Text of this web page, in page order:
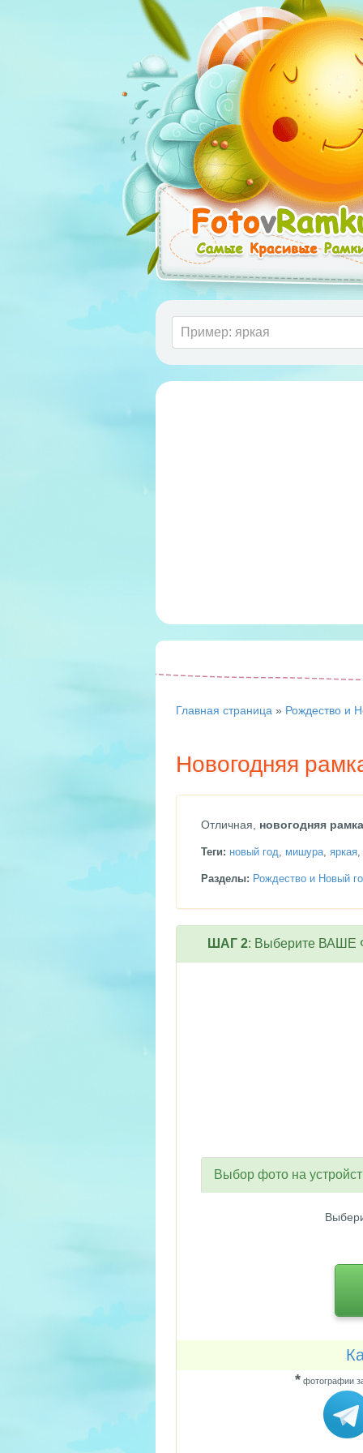
Главная страница » Рождество и
Новогодняя
Отличная, новогодняя
Теги: новый год, мишура, яркая,
Разделы: Рождество и Новый
ШАГ 2: Выберите ВАШЕ
Выбор фото на
* фотографии